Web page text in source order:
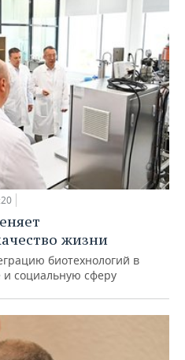
жизни
биотехнологий в
и социальную сферу